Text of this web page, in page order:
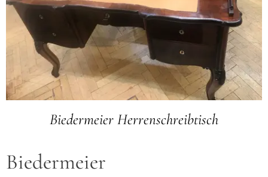
Biedermeier Herrenschreibtisch
Biedermeier